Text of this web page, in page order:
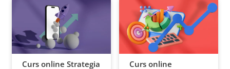
Curs online Strategia
Curs online